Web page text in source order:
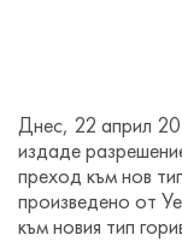
Днес, 22 април
издаде
преход към нов
произведено от
към новия тип